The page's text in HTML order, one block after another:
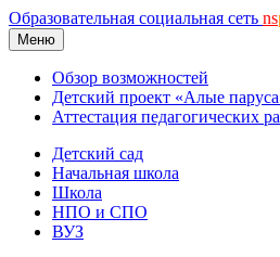
Образовательная социальная сеть ns
Меню
Обзор возможностей
Детский проект «Алые
Аттестация педагогических
Детский сад
Начальная школа
Школа
НПО и СПО
ВУЗ